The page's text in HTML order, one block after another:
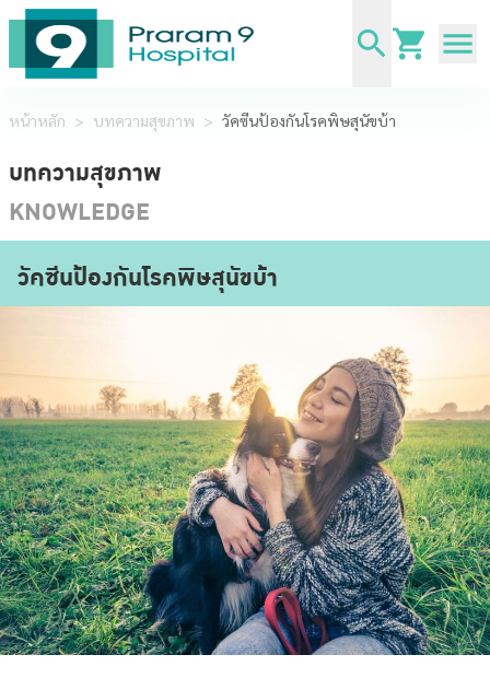
หน้าหลัก > บทความสุขภาพ > วัคซีนป้องกันโรคพิษสุนัขบ้า
บทความสุขภาพ
KNOWLEDGE
วัคซีนป้องกันโรคพิษสุนัขบ้า